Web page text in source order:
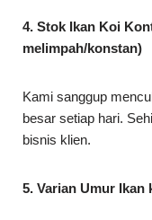
4. Stok Ikan Koi
melimpah/konstan)
Kami sanggup
besar setiap hari.
bisnis klien.
5. Varian Umur Ikan